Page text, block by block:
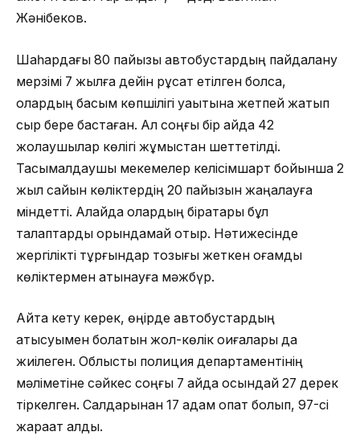
Жәнібеков.
Шаһардағы 80 пайызы автобустардың пайдалану
мерзімі 7 жылға дейін рұқсат етілген болса,
олардың басым көпшілігі уақытына жетпей жатып
сыр бере бастаған. Ал соңғы бір айда 42
жолаушылар көлігі жұмыстан шеттетілді.
Тасымалдаушы мекемелер келісімшарт бойынша 2
жыл сайын көліктердің 20 пайызын жаңалауға
міндетті. Алайда олардың бірқатары бұл
талаптарды орындамай отыр. Нәтижесінде
жергілікті тұрғындар тозығы жеткен қоғамдық
көліктермен қатынауға мәжбүр.
Айта кету керек, өңірде автобустардың
қатысуымен болатын жол-көлік оқиғалары да
жиілеген. Облыстық полиция департаментінің
мәліметіне сәйкес соңғы 7 айда осындай 27 дерек
тіркелген. Салдарынан 17 адам опат болып, 97-сі
жарақат алды.